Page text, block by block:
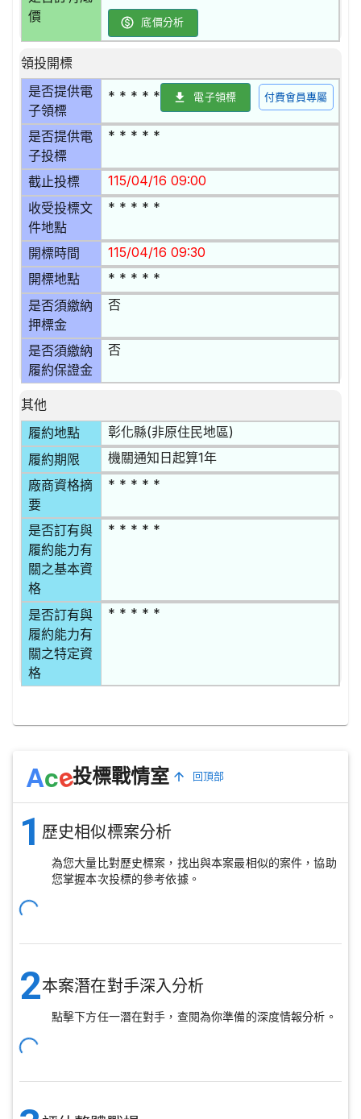
價
底價分析
領投開標
是否提供電
子領標
* * * * * 電子領標 付費會員專屬
是否提供電
子投標
* * * * *
截止投標 115/04/16 09:00
收受投標文
件地點
* * * * *
開標時間 115/04/16 09:30
開標地點 * * * * *
是否須繳納
押標金
否
是否須繳納
履約保證金
否
其他
履約地點
彰化縣(非原住民地區)
履約期限 機關通知日起算1年
廠商資格摘
要
* * * * *
是否訂有與
履約能力有
關之基本資
格
* * * * *
是否訂有與
履約能力有
關之特定資
格
* * * * *
Ace投標戰情室 回頂部
1 歷史相似標案分析
為您大量比對歷史標案，找出與本案最相似的案件，協助
您掌握本次投標的參考依據。
2本案潛在對手深入分析
點擊下方任一潛在對手，查閱為你準備的深度情報分析。